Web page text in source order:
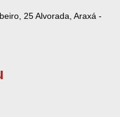
25 Alvorada, Araxá -